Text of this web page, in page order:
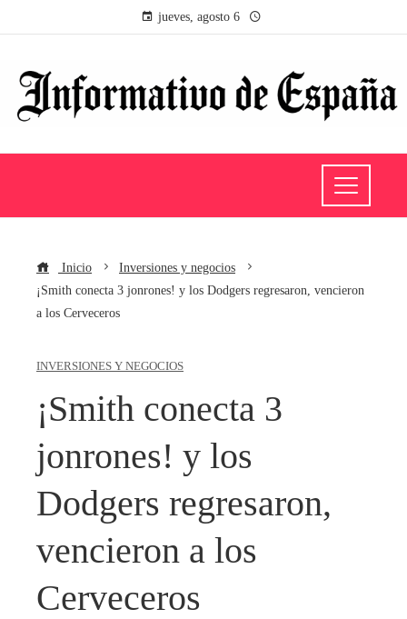
jueves, agosto 6
Inicio
Inversiones y negocios
¡Smith conecta 3 jonrones! y los Dodgers regresaron, vencieron
a los Cerveceros
INVERSIONES Y NEGOCIOS
¡Smith conecta 3
jonrones! y los
Dodgers regresaron,
vencieron a los
Cerveceros